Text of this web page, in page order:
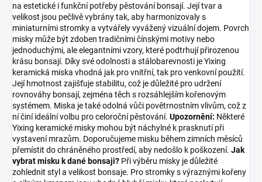
na estetické i funkční potřeby pěstování bonsají. Její tvar a
velikost jsou pečlivě vybrány tak, aby harmonizovaly s
miniaturními stromky a vytvářely vyvážený vizuální dojem. Povrch
misky může být zdoben tradičními čínskými motivy nebo
jednoduchými, ale elegantními vzory, které podtrhují přirozenou
krásu bonsají. Díky své odolnosti a stálobarevnosti je Yixing
keramická miska vhodná jak pro vnitřní, tak pro venkovní použití.
Její hmotnost zajišťuje stabilitu, což je důležité pro udržení
rovnováhy bonsají, zejména těch s rozsáhlejším kořenovým
systémem. Miska je také odolná vůči povětrnostním vlivům, což z
ní činí ideální volbu pro celoroční pěstování. Upozornění: Některé
Yixing keramické misky mohou být náchylné k prasknutí při
vystavení mrazům. Doporučujeme misku během zimních měsíců
přemístit do chráněného prostředí, aby nedošlo k poškození. Jak
vybrat misku k dané bonsaji? Při výběru misky je důležité
zohlednit styl a velikost bonsaje. Pro stromky s výraznými kořeny